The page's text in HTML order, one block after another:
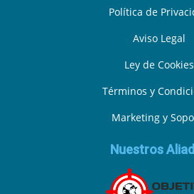
Política de
Aviso Legal
Ley de Cookies
Términos y
Marketing y
Nuestros